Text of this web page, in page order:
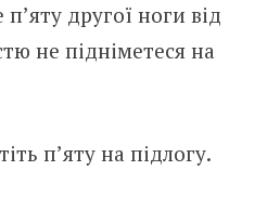
другої ноги від
не підніметеся на
п’яту на підлогу.